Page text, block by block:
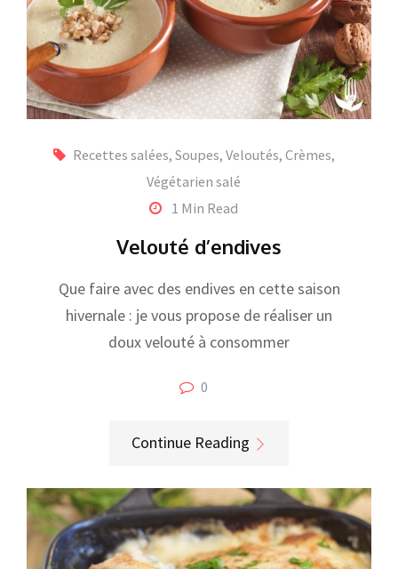
Recettes salées, Soupes, Veloutés, Crèmes,
Végétarien salé
1 Min Read
Velouté d’endives
Que faire avec des endives en cette saison
hivernale : je vous propose de réaliser un
doux velouté à consommer
0
Continue Reading